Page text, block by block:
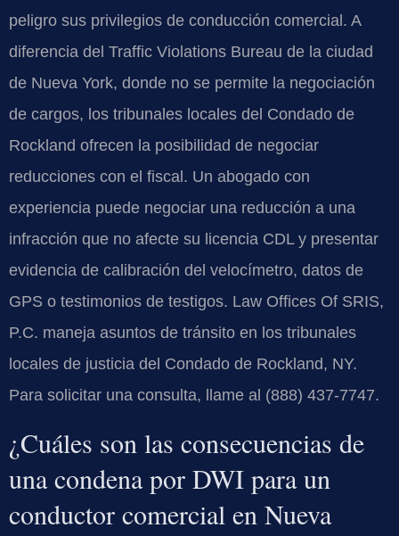
peligro sus privilegios de conducción comercial. A
diferencia del Traffic Violations Bureau de la ciudad
de Nueva York, donde no se permite la negociación
de cargos, los tribunales locales del Condado de
Rockland ofrecen la posibilidad de negociar
reducciones con el fiscal. Un abogado con
experiencia puede negociar una reducción a una
infracción que no afecte su licencia CDL y presentar
evidencia de calibración del velocímetro, datos de
GPS o testimonios de testigos. Law Offices Of SRIS,
P.C. maneja asuntos de tránsito en los tribunales
locales de justicia del Condado de Rockland, NY.
Para solicitar una consulta, llame al (888) 437-7747.
¿Cuáles son las consecuencias de
una condena por DWI para un
conductor comercial en Nueva